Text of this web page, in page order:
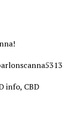
info, CBD